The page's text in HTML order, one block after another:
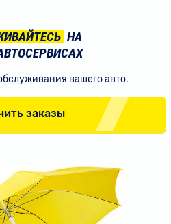
НА
вашего авто.
заказы